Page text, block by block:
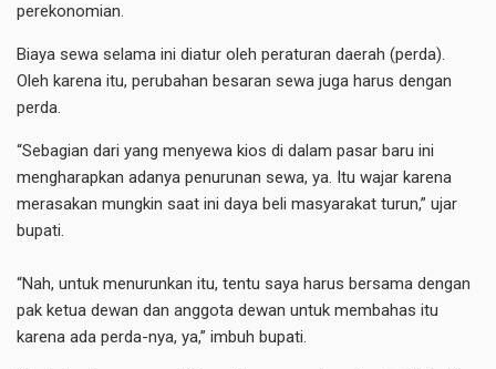
perekonomian.
Biaya sewa selama ini diatur oleh peraturan daerah (perda).
Oleh karena itu, perubahan besaran sewa juga harus dengan
perda.
“Sebagian dari yang menyewa kios di dalam pasar baru ini
mengharapkan adanya penurunan sewa, ya. Itu wajar karena
merasakan mungkin saat ini daya beli masyarakat turun,” ujar
bupati.
“Nah, untuk menurunkan itu, tentu saya harus bersama dengan
pak ketua dewan dan anggota dewan untuk membahas itu
karena ada perda-nya, ya,” imbuh bupati.